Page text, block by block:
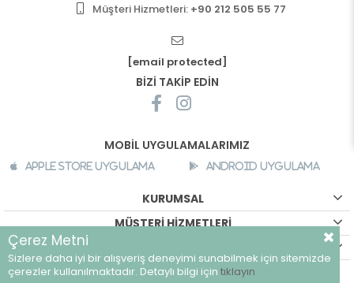
Müşteri Hizmetleri: +90 212 505 55 77
[email protected]
BİZİ TAKİP EDİN
MOBİL UYGULAMALARIMIZ
Apple Store Uygulama Android Uygulama
KURUMSAL
MÜŞTERİ HİZMETLERİ
©breeze.com.tr - Tüm hakları saklıdır.
Çerez Metni
Sizlere daha iyi bir alışveriş deneyimi sunabilmek için sitemizde
çerezler kullanılmaktadır. Detaylı bilgi için tıklayın